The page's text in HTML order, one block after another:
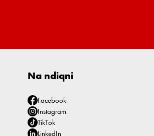
Na ndiqni
Facebook
Instagram
TikTok
LinkedIn